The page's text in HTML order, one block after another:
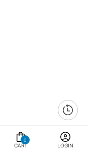
0
CART LOGIN